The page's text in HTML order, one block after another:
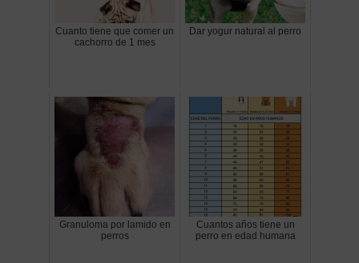
Cuanto tiene que comer un
cachorro de 1 mes
Dar yogur natural al perro
Granuloma por lamido en
perros
Cuantos años tiene un
perro en edad humana